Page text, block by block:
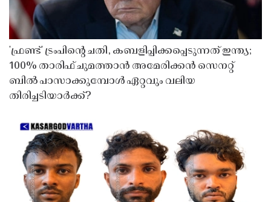
'ഫ്രണ്ട്' ട്രംപിന്റെ ചതി, കബളിപ്പിക്കപ്പെടുന്നത് ഇന്ത്യ;
100% താരിഫ് ചുമത്താൻ അമേരിക്കൻ സെനറ്റ്
ബിൽ പാസാക്കുമ്പോൾ ഏറ്റവും വലിയ
തിരിച്ചടിയാർക്ക്?